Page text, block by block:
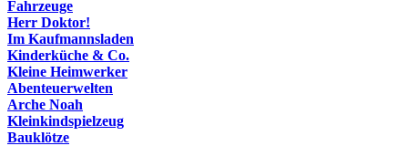
Fahrzeuge
Herr Doktor!
Im Kaufmannsladen
Kinderküche & Co.
Kleine Heimwerker
Abenteuerwelten
Arche Noah
Kleinkindspielzeug
Bauklötze